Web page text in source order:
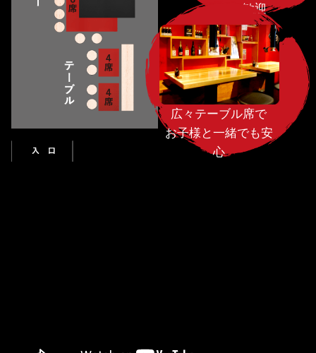
も歓迎
広々テーブル席で
お子様と一緒でも安
心